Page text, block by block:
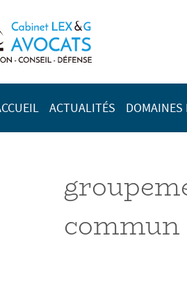
ACTUALITÉS DOMAINES
commun